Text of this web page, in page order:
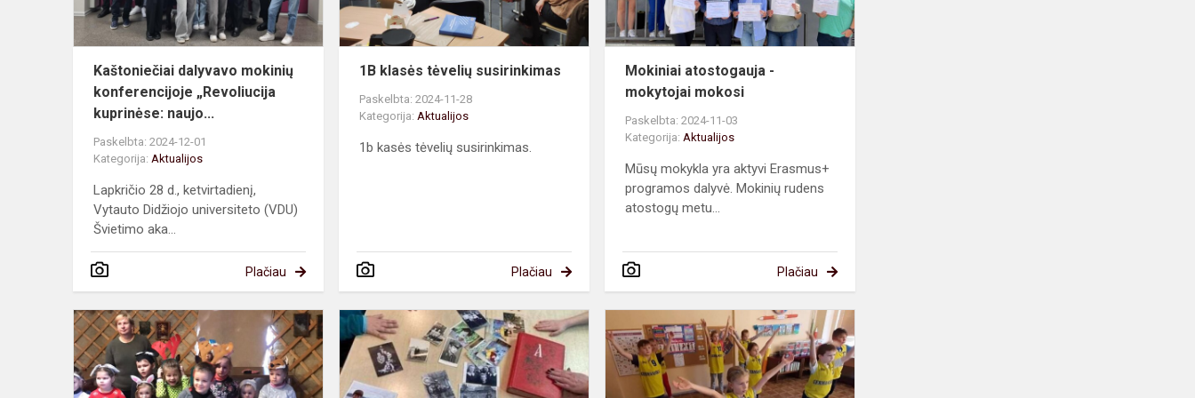
Kaštoniečiai dalyvavo mokinių
konferencijoje „Revoliucija
kuprinėse: naujo...
Paskelbta: 2024-12-01
Kategorija: Aktualijos
Lapkričio 28 d., ketvirtadienį,
Vytauto Didžiojo universiteto (VDU)
Švietimo aka...
Plačiau
1B klasės tėvelių susirinkimas
Paskelbta: 2024-11-28
Kategorija:Aktualijos
1b kasės tėvelių susirinkimas.
Plačiau
Mokiniai atostogauja -
mokytojai mokosi
Paskelbta: 2024-11-03
Kategorija:Aktualijos
Mūsų mokykla yra aktyvi Erasmus+
programos dalyvė. Mokinių rudens
atostogų metu...
Plačiau
Edukacinė
viešnagė
Milišiūnų
ūkyje
Mamos
šaknys
tave